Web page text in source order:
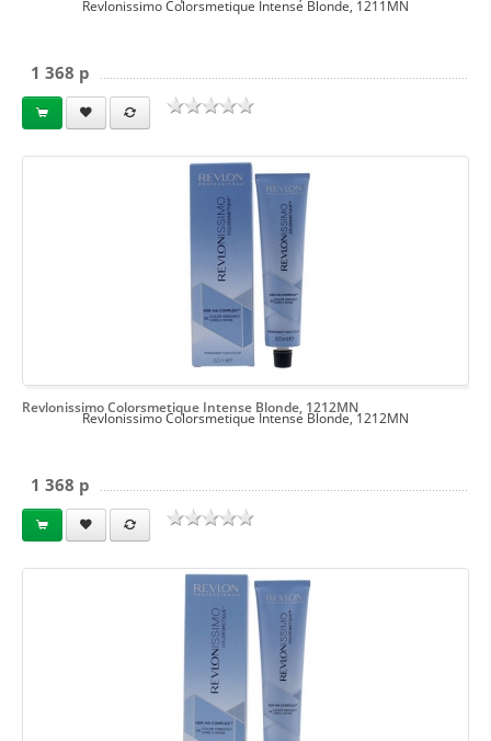
Revlonissimo Colorsmetique Intense Blonde, 1211MN
1 368 p
Revlonissimo Colorsmetique Intense Blonde, 1212MN
Revlonissimo Colorsmetique Intense Blonde, 1212MN
1 368 p